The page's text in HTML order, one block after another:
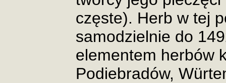
częste). Herb w tej
samodzielnie do
elementem herbów
Podiebradów,